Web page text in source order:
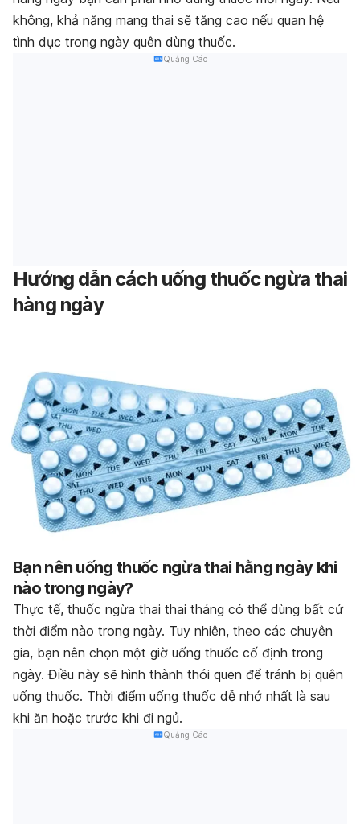
không, khả năng mang thai sẽ tăng cao nếu quan hệ
tình dục trong ngày quên dùng thuốc.
Quảng Cáo
Hướng dẫn cách uống thuốc ngừa thai
hàng ngày
Bạn nên uống thuốc ngừa thai hằng ngày khi
nào trong ngày?
Thực tế, thuốc ngừa thai thai tháng có thể dùng bất cứ
thời điểm nào trong ngày. Tuy nhiên, theo các chuyên
gia, bạn nên chọn một giờ uống thuốc cố định trong
ngày. Điều này sẽ hình thành thói quen để tránh bị quên
uống thuốc. Thời điểm uống thuốc dễ nhớ nhất là sau
khi ăn hoặc trước khi đi ngủ.
Quảng Cáo